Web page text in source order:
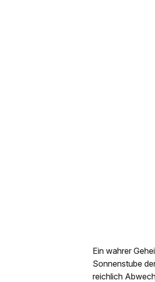
Ein wahrer
Sonnenstube
reichlich